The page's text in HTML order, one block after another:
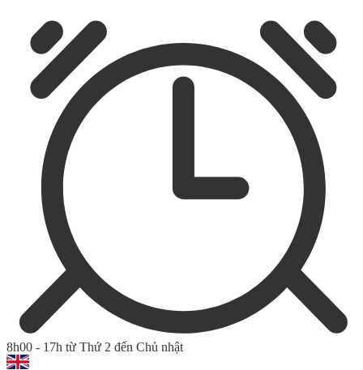
8h00 - 17h từ Thứ 2 đến Chủ nhật